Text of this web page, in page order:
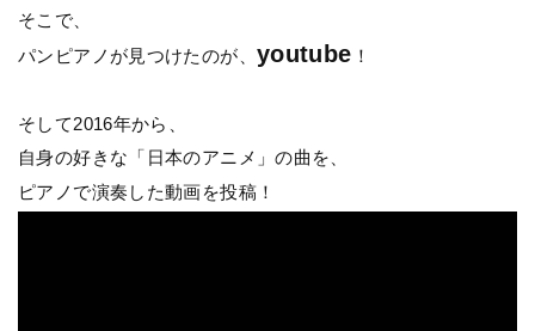
そこで、
パンピアノが見つけたのが、 youtube ！
そして2016年から、
自身の好きな「日本のアニメ」の曲を、
ピアノで演奏した動画を投稿！